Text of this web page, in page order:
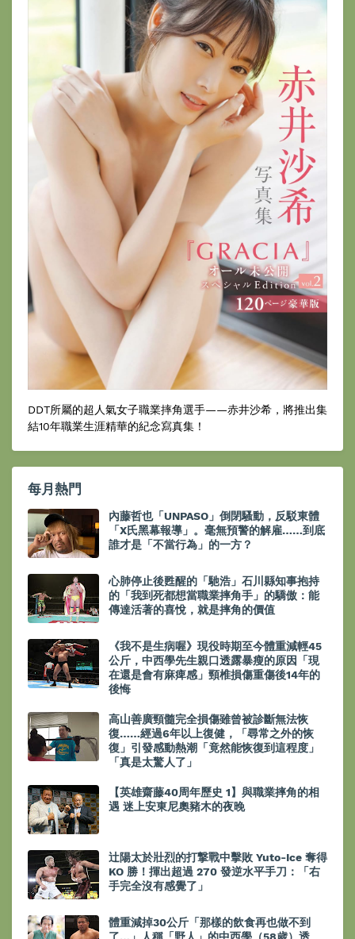
DDT所屬的超人氣女子職業摔角選手——赤井沙希，將推出集
結10年職業生涯精華的紀念寫真集！
每月熱門
內藤哲也「UNPASO」倒閉騷動，反駁東體
「X氏黑幕報導」。毫無預警的解雇……到底
誰才是「不當行為」的一方？
心肺停止後甦醒的「馳浩」石川縣知事抱持
的「我到死都想當職業摔角手」的驕傲：能
傳達活著的喜悅，就是摔角的價值
《我不是生病喔》現役時期至今體重減輕45
公斤，中西學先生親口透露暴瘦的原因「現
在還是會有麻痺感」頸椎損傷重傷後14年的
後悔
高山善廣頸髓完全損傷雖曾被診斷無法恢
復……經過6年以上復健，「尋常之外的恢
復」引發感動熱潮「竟然能恢復到這程度」
「真是太驚人了」
【英雄齋藤40周年歷史 1】與職業摔角的相
遇 迷上安東尼奧豬木的夜晚
辻陽太於壯烈的打撃戰中擊敗 Yuto-Ice 奪得
KO 勝！揮出超過 270 發逆水平手刀：「右
手完全沒有感覺了」
體重減掉30公斤「那樣的飲食再也做不到